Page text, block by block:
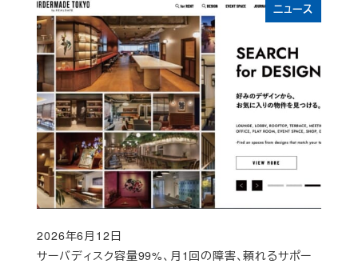
ニュース
サーバディスク容量99%、月1回の障害、頼れるサポー
Published
2026年6月12日